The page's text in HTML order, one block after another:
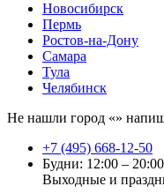
Новосибирск
Пермь
Ростов-на-Дону
Самара
Тула
Челябинск
Не нашли город «»
+7 (495) 668-12-50
Будни: 12:00 – 20:00
Выходные и